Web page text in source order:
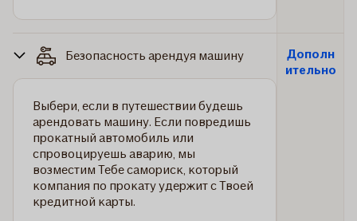
Безопасность арендуя машину
Выбери, если в путешествии будешь
арендовать машину. Если повредишь
прокатный автомобиль или
спровоцируешь аварию, мы
возместим Тебе самориск, который
компания по прокату удержит с Твоей
кредитной карты.
Дополн
ительно